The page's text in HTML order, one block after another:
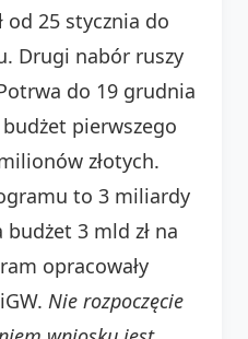
od 25 stycznia do
Drugi nabór ruszy
do 19 grudnia
pierwszego
złotych.
to 3 miliardy
3 mld zł na
opracowały
Nie rozpoczęcie